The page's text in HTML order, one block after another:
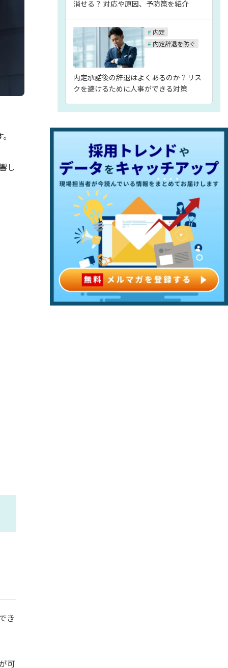
し
き
可
消せる？ 対応や原因、予防策を紹介
# 内定
# 内定辞退を防ぐ
内定承諾後の辞退はよくあるのか？リス
クを避けるために人事ができる対策